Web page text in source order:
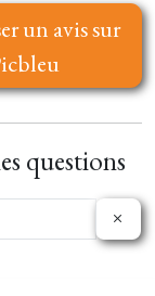
un avis sur
questions